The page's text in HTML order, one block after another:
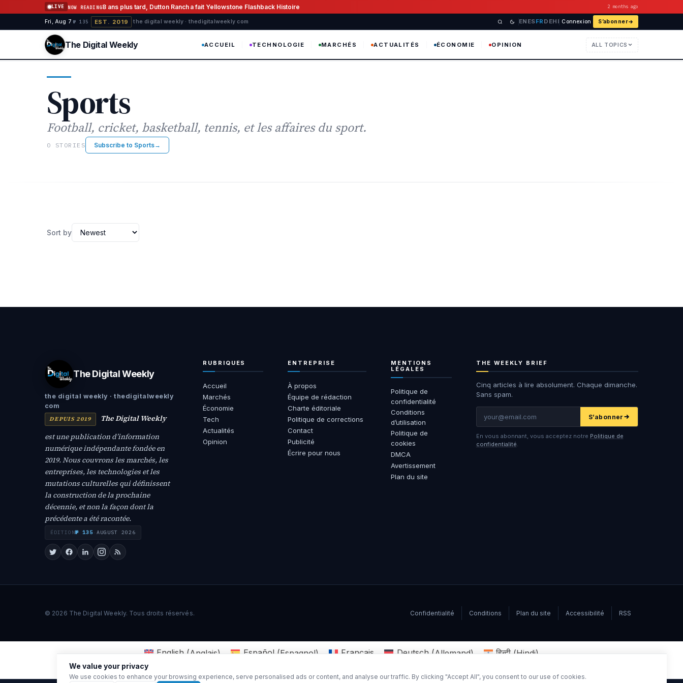
We value your privacy
We use cookies to enhance your browsing experience, serve personalised ads or content, and analyse our traffic. By clicking "Accept All", you consent to our use of cookies.
Aller au contenu
LIVE NOW READING8 ans plus tard, Dutton Ranch a fait Yellowstone Flashback Histoire 2 months ago
Fri, Aug 7 ·№ 135 EST. 2019 ·the digital weekly · thedigitalweekly com EN ESFR DEHI Connexion S’abonner
The Digital Weekly ACCUEIL TECHNOLOGIE MARCHÉS ACTUALITÉS ÉCONOMIE OPINION ALL TOPICS
Sports
Football, cricket, basketball, tennis, et les affaires du sport.
0 STORIES Subscribe to Sports→
Sort by
The Digital Weekly
the digital weekly · thedigitalweekly
com
DEPUIS 2019
The Digital Weekly
est une publication d’information
numérique indépendante fondée en
2019. Nous couvrons les marchés, les
entreprises, les technologies et les
mutations culturelles qui définissent
la construction de la prochaine
décennie, et non la façon dont la
précédente a été racontée.
ÉDITION№ 135· AUGUST 2026
RUBRIQUES
Accueil
Marchés
Économie
Tech
Actualités
Opinion
ENTREPRISE
À propos
Équipe de rédaction
Charte éditoriale
Politique de corrections
Contact
Publicité
Écrire pour nous
MENTIONS
LÉGALES
Politique de
confidentialité
Conditions
d’utilisation
Politique de
cookies
DMCA
Avertissement
Plan du site
THE WEEKLY BRIEF
Cinq articles à lire absolument. Chaque dimanche.
Sans spam.
mail
S’abonner
En vous abonnant, vous acceptez notre Politique de
confidentialité.
© 2026 The Digital Weekly. Tous droits réservés. Confidentialité Conditions Plan du site Accessibilité RSS
English(Anglais) Español(Espagnol) Français Deutsch(Allemand) हिन्दी(Hindi)